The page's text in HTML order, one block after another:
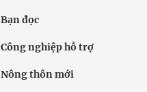
Bạn đọc
Công nghiệp hỗ trợ
Nông thôn mới